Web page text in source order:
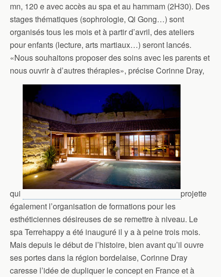
mn, 120 e avec accès au spa et au hammam (2H30). Des
stages thématiques (sophrologie, Qi Gong…) sont
organisés tous les mois et à partir d’avril, des ateliers
pour enfants (lecture, arts martiaux…) seront lancés.
«Nous souhaitons proposer des soins avec les parents et
nous ouvrir à d’autres thérapies», précise Corinne Dray,
qui
projette
également l’organisation de formations pour les
esthéticiennes désireuses de se remettre à niveau. Le
spa Terrehappy a été inauguré il y a à peine trois mois.
Mais depuis le début de l’histoire, bien avant qu’il ouvre
ses portes dans la région bordelaise, Corinne Dray
caresse l’idée de dupliquer le concept en France et à